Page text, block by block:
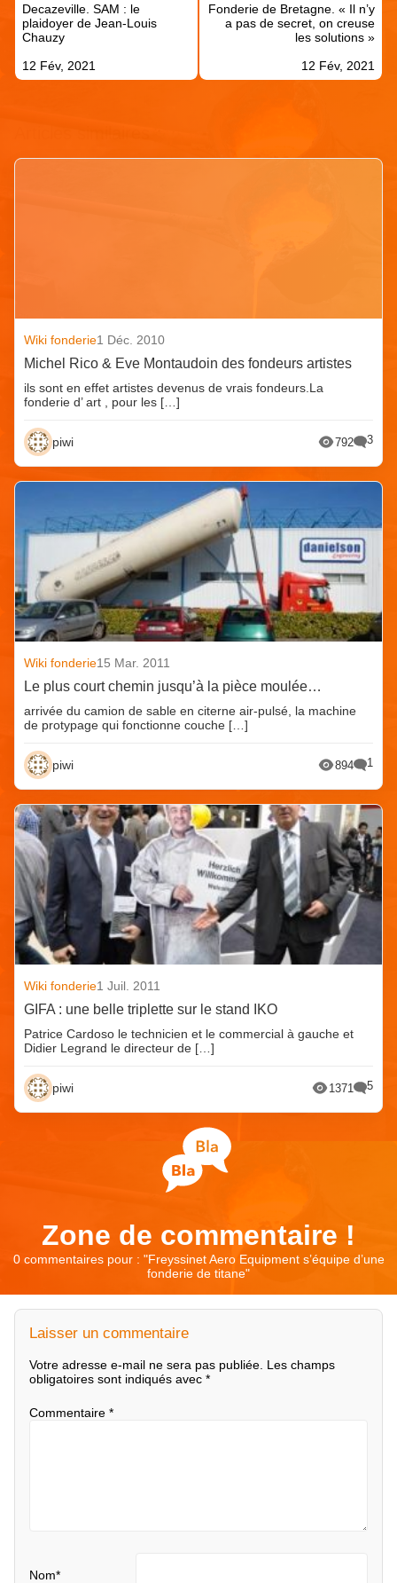
l’article
Decazeville. SAM : le
plaidoyer de Jean-Louis
Chauzy
12 Fév, 2021
Fonderie de Bretagne. « Il n’y
a pas de secret, on creuse
les solutions »
12 Fév, 2021
Wiki fonderie1 Déc. 2010
Michel Rico & Eve Montaudoin des fondeurs artistes
ils sont en effet artistes devenus de vrais fondeurs.La
fonderie d’ art , pour les […]
piwi 792 3
Wiki fonderie15 Mar. 2011
Le plus court chemin jusqu’à la pièce moulée…
arrivée du camion de sable en citerne air-pulsé, la machine
de protypage qui fonctionne couche […]
piwi 894 1
Wiki fonderie1 Juil. 2011
GIFA : une belle triplette sur le stand IKO
Patrice Cardoso le technicien et le commercial à gauche et
Didier Legrand le directeur de […]
piwi 1371 5
Zone de commentaire !
0 commentaires pour : "Freyssinet Aero Equipment s’équipe d’une
fonderie de titane"
Laisser un commentaire
Votre adresse e-mail ne sera pas publiée. Les champs
obligatoires sont indiqués avec *
Commentaire *
Nom*